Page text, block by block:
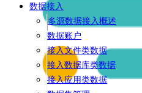
数据接入
多源数据接入概述
数据账户
接入文件类数据
接入数据库类数据
接入应用类数据